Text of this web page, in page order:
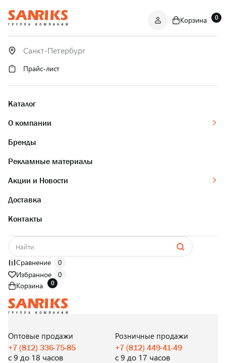
ОПТОМ
И В РОЗНИЦУ
Корзина 0
Прайс-лист
Каталог
О компании
Бренды
Рекламные материалы
Акции и Новости
Доставка
Контакты
Сравнение
0
Избранное
0
Корзина
0
И В РОЗНИЦУ
Оптовые продажи
+7 (812) 336-75-85
с 9 до 18 часов
Розничные продажи
+7 (812) 449-41-49
с 9 до 17 часов